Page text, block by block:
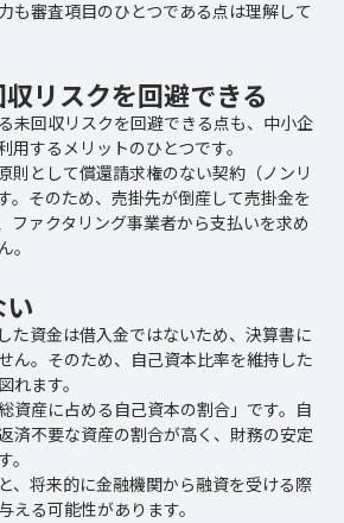
も審査項目のひとつである点は理解して
リスクを回避できる
未回収リスクを回避できる点も、中小企
用するメリットのひとつです。
則として償還請求権のない契約（ノンリ
。そのため、売掛先が倒産して売掛金を
ファクタリング事業者から支払いを求め
。
た資金は借入金ではないため、決算書に
ん。そのため、自己資本比率を維持した
れます。
資産に占める自己資本の割合」です。自
済不要な資産の割合が高く、財務の安定
、将来的に金融機関から融資を受ける際
える可能性があります。